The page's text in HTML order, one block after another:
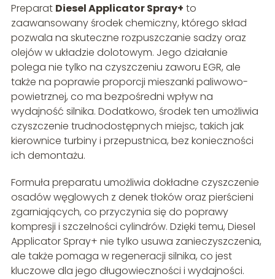
Preparat Diesel Applicator Spray+ to
zaawansowany środek chemiczny, którego skład
pozwala na skuteczne rozpuszczanie sadzy oraz
olejów w układzie dolotowym. Jego działanie
polega nie tylko na czyszczeniu zaworu EGR, ale
także na poprawie proporcji mieszanki paliwowo-
powietrznej, co ma bezpośredni wpływ na
wydajność silnika. Dodatkowo, środek ten umożliwia
czyszczenie trudnodostępnych miejsc, takich jak
kierownice turbiny i przepustnica, bez konieczności
ich demontażu.
Formuła preparatu umożliwia dokładne czyszczenie
osadów węglowych z denek tłoków oraz pierścieni
zgarniających, co przyczynia się do poprawy
kompresji i szczelności cylindrów. Dzięki temu, Diesel
Applicator Spray+ nie tylko usuwa zanieczyszczenia,
ale także pomaga w regeneracji silnika, co jest
kluczowe dla jego długowieczności i wydajności.